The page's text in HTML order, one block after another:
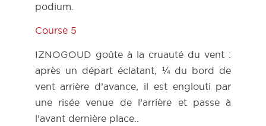
podium.
Course 5
IZNOGOUD goûte à la cruauté du vent :
après un départ éclatant, ¼ du bord de
vent arrière d’avance, il est englouti par
une risée venue de l’arrière et passe à
l’avant dernière place..